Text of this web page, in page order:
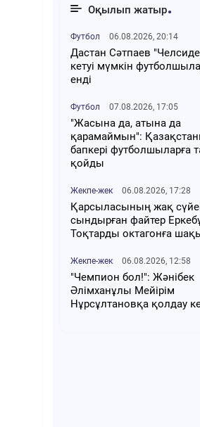
Оқылып жатыр
Футбол 06.08.2026, 20:14
Дастан Сәтпаев
кетуі мүмкін
енді
Футбол 07.08.2026, 17:05
"Жасына да, атына да
қарамаймын":
бапкері футболшыларға
қойды
Жекпе-жек 06.08.2026, 17:28
Қарсыласының жақ
сындырған файтер
Тоқтарды октагонға
Жекпе-жек 06.08.2026, 12:58
"Чемпион бол!": Жәнібек
Әлімханұлы Мейірім
Нұрсұлтановқа қолдау